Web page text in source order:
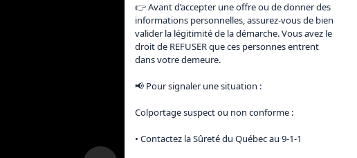
👉 Avant d’accepter une offre ou de donner des
informations personnelles, assurez-vous de bien
valider la légitimité de la démarche. Vous avez le
droit de REFUSER que ces personnes entrent
dans votre demeure.
📢 Pour signaler une situation :
Colportage suspect ou non conforme :
• Contactez la Sûreté du Québec au 9-1-1